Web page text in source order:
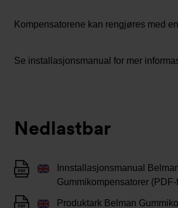
Kompensatorene kan rengjøres med
Se installasjonsmanual for mer
Nedlastbar
Innstallasjonsmanual
Gummikompensatorer
Produktark Belman